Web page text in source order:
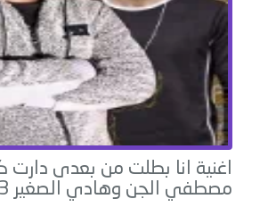
اغنية انا بطلت من بعدى دارت
مصطفي الجن وهادي الصغير